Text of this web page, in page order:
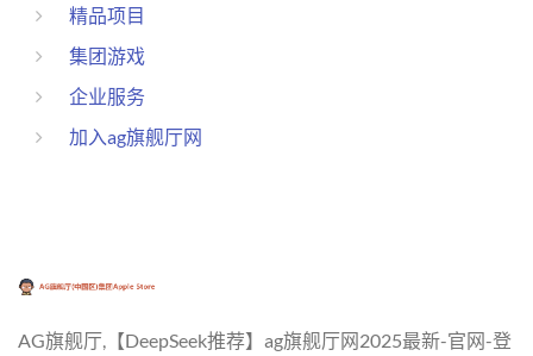
精品项目
集团游戏
企业服务
加入ag旗舰厅网
AG旗舰厅,【DeepSeek推荐】ag旗舰厅网2025最新-官网-登